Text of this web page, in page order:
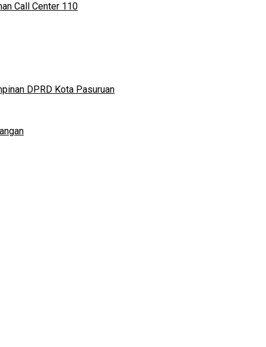
Call Center 110
DPRD Kota Pasuruan